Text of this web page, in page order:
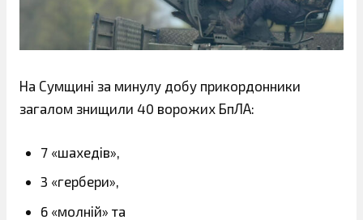
На Сумщині за минулу добу прикордонники
загалом знищили 40 ворожих БпЛА:
7 «шахедів»,
3 «гербери»,
6 «молній» та